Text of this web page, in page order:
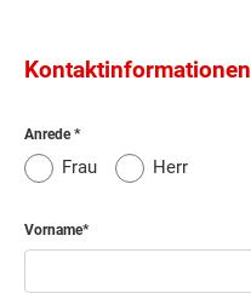
Kontaktinformationen
Anrede
Frau Herr
Vorname